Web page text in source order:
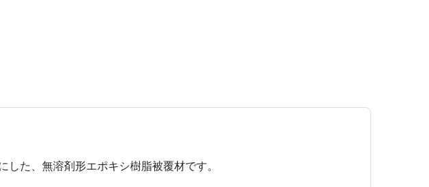
た、無溶剤形エポキシ樹脂被覆材です。